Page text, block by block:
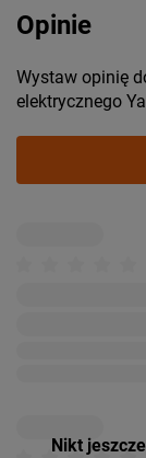
Opinie
Wystaw opinię
elektrycznego
Nikt